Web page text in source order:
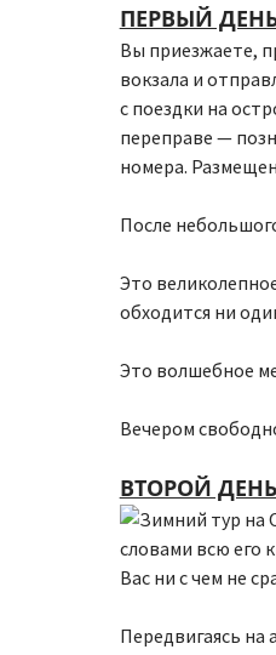
ПЕРВЫЙ
Вы приезжаете,
вокзала и
с поездки на
переправе —
номера.
После
Это
обходится ни
Это волшебное
Вечером
ВТОРОЙ ДЕНЬ
словами всю его
Вас ни с чем не
Передвигаясь